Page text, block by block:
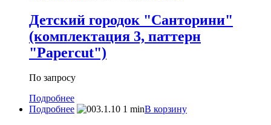
Детский городок "Санторини"
(комплектация 3, паттерн
"Papercut")
По запросу
Подробнее
Подробнее
В корзину